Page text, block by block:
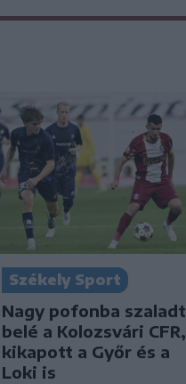
Székely Sport
Nagy pofonba szaladt
belé a Kolozsvári CFR,
kikapott a Győr és a
Loki is